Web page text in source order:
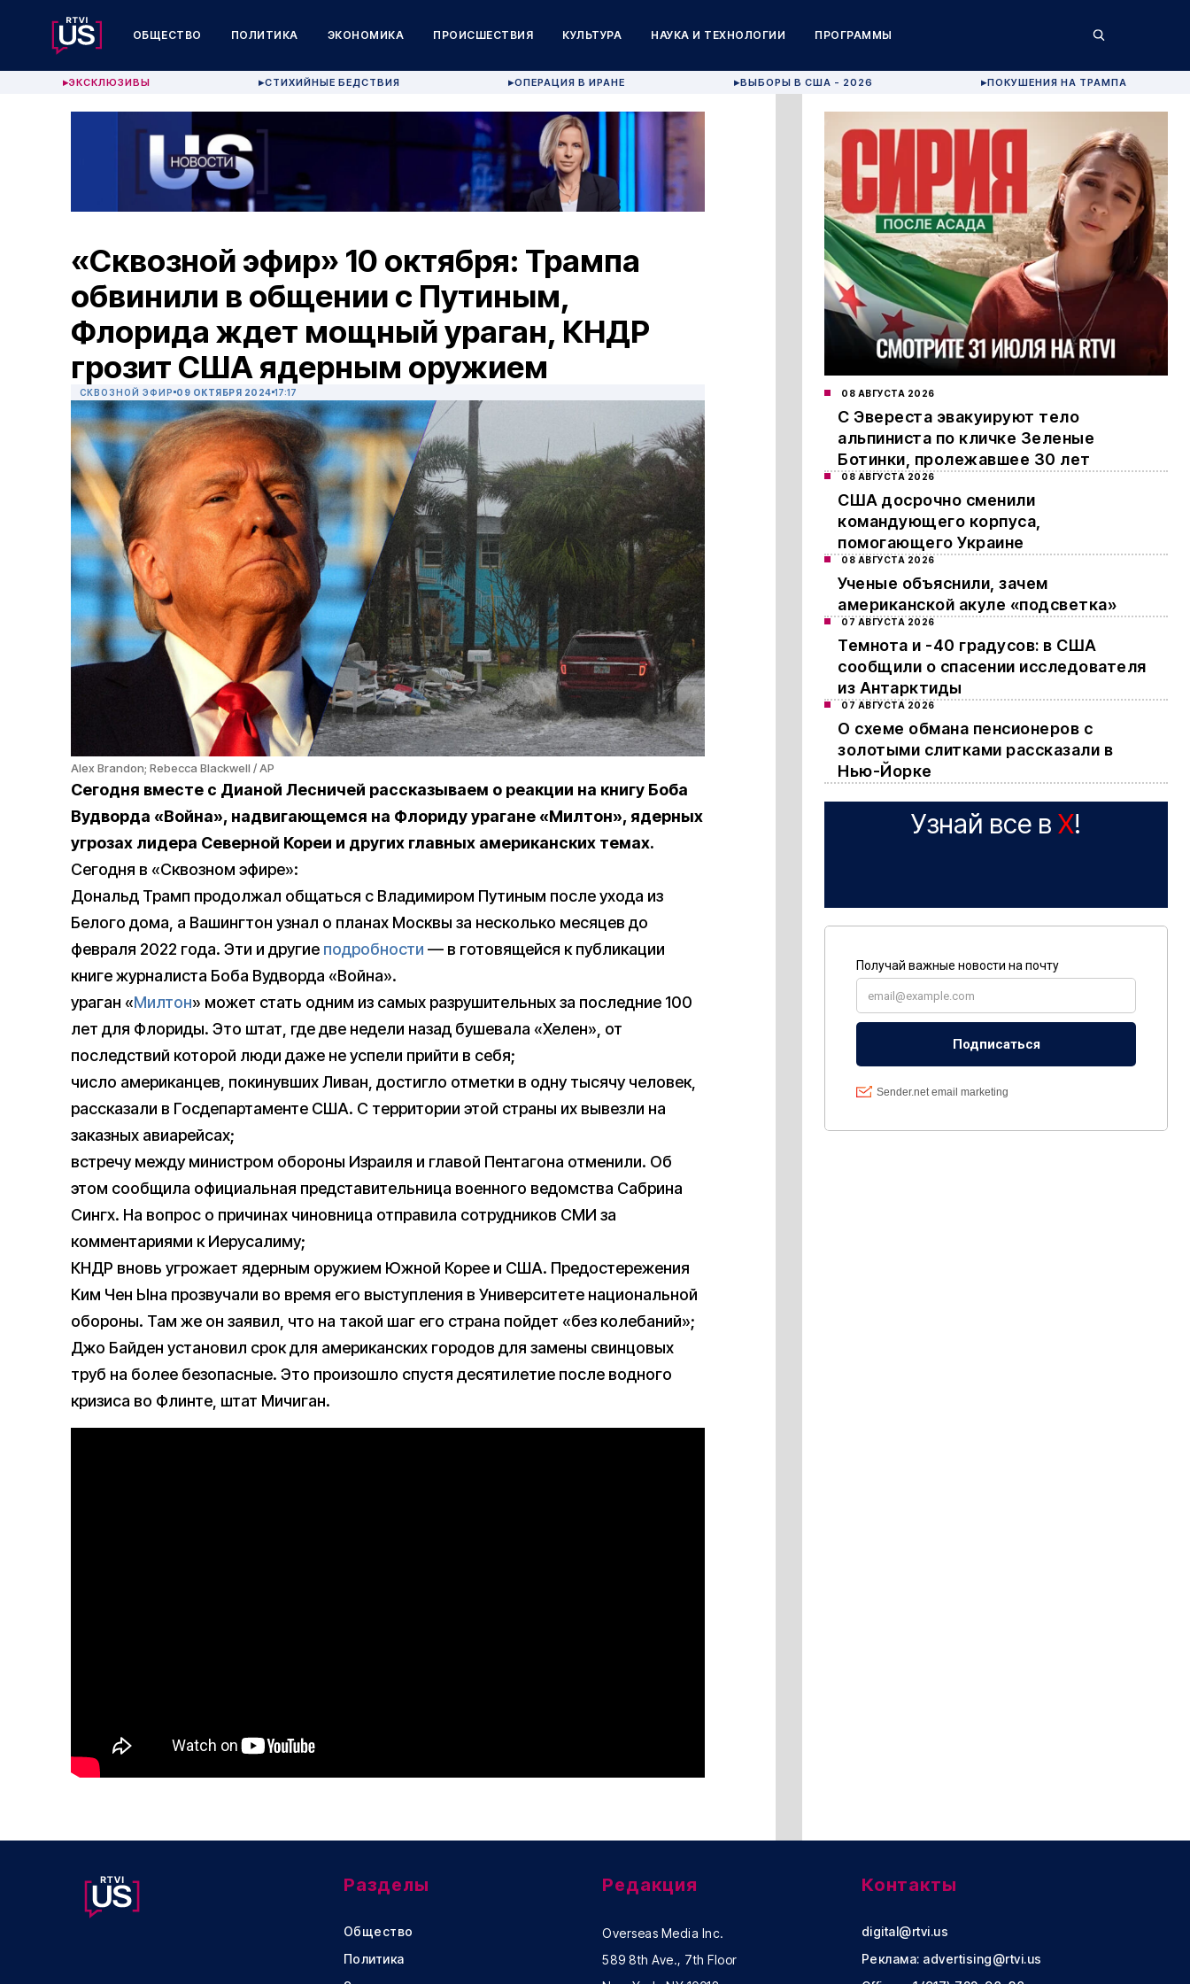
ОБЩЕСТВО ПОЛИТИКА ЭКОНОМИКА ПРОИСШЕСТВИЯ КУЛЬТУРА НАУКА И ТЕХНОЛОГИИ ПРОГРАММЫ
▶ЭКСКЛЮЗИВЫ ▶СТИХИЙНЫЕ БЕДСТВИЯ ▶ОПЕРАЦИЯ В ИРАНЕ ▶ВЫБОРЫ В США - 2026 ▶ПОКУШЕНИЯ НА ТРАМПА
«Сквозной эфир» 10 октября: Трампа
обвинили в общении с Путиным,
Флорида ждет мощный ураган, КНДР
грозит США ядерным оружием
СКВОЗНОЙ ЭФИР 09 ОКТЯБРЯ 2024 17:17
Alex Brandon; Rebecca Blackwell / AP
Сегодня вместе с Дианой Лесничей рассказываем о реакции на книгу Боба
Вудворда «Война», надвигающемся на Флориду урагане «Милтон», ядерных
угрозах лидера Северной Кореи и других главных американских темах.
Сегодня в «Сквозном эфире»:
Дональд Трамп продолжал общаться с Владимиром Путиным после ухода из
Белого дома, а Вашингтон узнал о планах Москвы за несколько месяцев до
февраля 2022 года. Эти и другие подробности — в готовящейся к публикации
книге журналиста Боба Вудворда «Война».
ураган «Милтон» может стать одним из самых разрушительных за последние 100
лет для Флориды. Это штат, где две недели назад бушевала «Хелен», от
последствий которой люди даже не успели прийти в себя;
число американцев, покинувших Ливан, достигло отметки в одну тысячу человек,
рассказали в Госдепартаменте США. С территории этой страны их вывезли на
заказных авиарейсах;
встречу между министром обороны Израиля и главой Пентагона отменили. Об
этом сообщила официальная представительница военного ведомства Сабрина
Сингх. На вопрос о причинах чиновница отправила сотрудников СМИ за
комментариями к Иерусалиму;
КНДР вновь угрожает ядерным оружием Южной Корее и США. Предостережения
Ким Чен Ына прозвучали во время его выступления в Университете национальной
обороны. Там же он заявил, что на такой шаг его страна пойдет «без колебаний»;
Джо Байден установил срок для американских городов для замены свинцовых
труб на более безопасные. Это произошло спустя десятилетие после водного
кризиса во Флинте, штат Мичиган.
08 АВГУСТА 2026
С Эвереста эвакуируют тело
альпиниста по кличке Зеленые
Ботинки, пролежавшее 30 лет
08 АВГУСТА 2026
США досрочно сменили
командующего корпуса,
помогающего Украине
08 АВГУСТА 2026
Ученые объяснили, зачем
американской акуле «подсветка»
07 АВГУСТА 2026
Темнота и -40 градусов: в США
сообщили о спасении исследователя
из Антарктиды
07 АВГУСТА 2026
О схеме обмана пенсионеров с
золотыми слитками рассказали в
Нью-Йорке
Узнай все в X!
Разделы
Общество
Политика
Редакция
Overseas Media Inc.
589 8th Ave., 7th Floor
Контакты
digital@rtvi.us
Реклама: advertising@rtvi.us